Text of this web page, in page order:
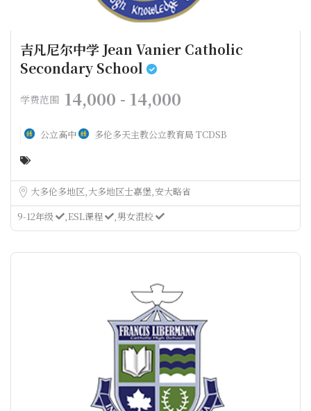
吉凡尼尔中学 Jean Vanier Catholic
Secondary School
学费范围 14,000 - 14,000
公立高中 多伦多天主教公立教育局 TCDSB
大多伦多地区 大多地区士嘉堡 安大略省
9-12年级
ESL课程 男女混校